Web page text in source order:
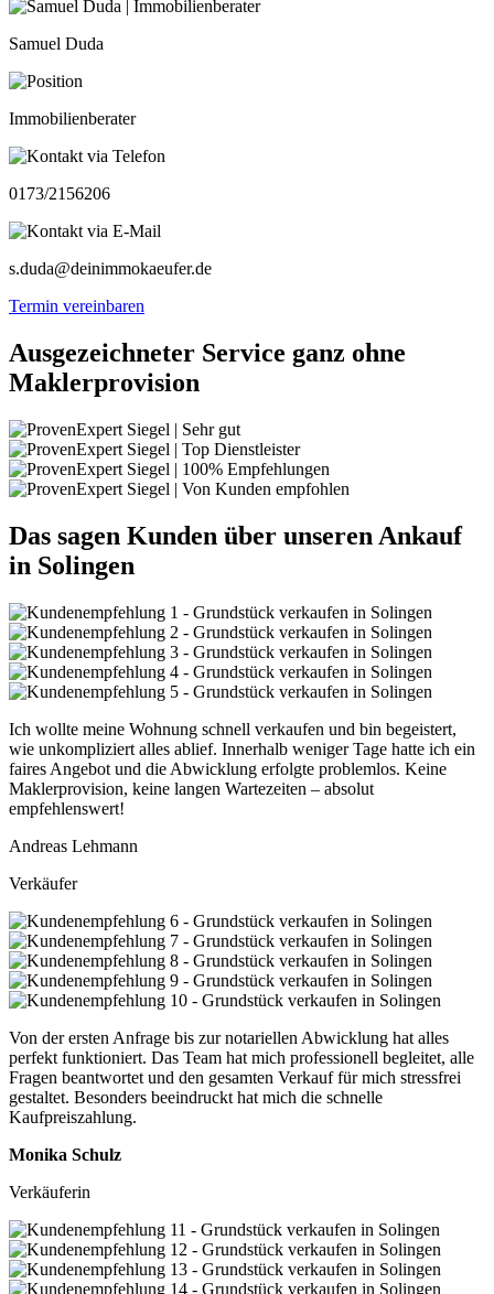
Samuel Duda
Immobilienberater
0173/2156206
s.duda@deinimmokaeufer.de
Termin vereinbaren
Ausgezeichneter Service ganz ohne
Maklerprovision
Das sagen Kunden über unseren Ankauf
in Solingen
Ich wollte meine Wohnung schnell verkaufen und bin begeistert,
wie unkompliziert alles ablief. Innerhalb weniger Tage hatte ich ein
faires Angebot und die Abwicklung erfolgte problemlos. Keine
Maklerprovision, keine langen Wartezeiten – absolut
empfehlenswert!
Andreas Lehmann
Verkäufer
Von der ersten Anfrage bis zur notariellen Abwicklung hat alles
perfekt funktioniert. Das Team hat mich professionell begleitet, alle
Fragen beantwortet und den gesamten Verkauf für mich stressfrei
gestaltet. Besonders beeindruckt hat mich die schnelle
Kaufpreiszahlung.
Monika Schulz
Verkäuferin